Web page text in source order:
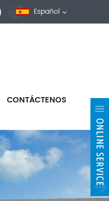
Español
CONTÁCTENOS